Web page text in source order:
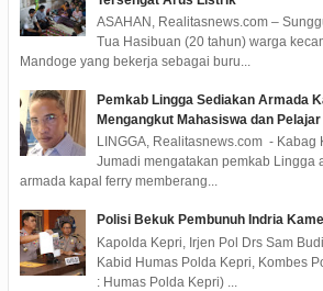
ASAHAN, Realitasnews.com –
Tua Hasibuan (20 tahun) warga
Mandoge yang bekerja sebagai buru...
Pemkab Lingga Sediakan Armada
Mengangkut Mahasiswa dan Pelajar
LINGGA, Realitasnews.com - Kabag
Jumadi mengatakan pemkab Lingga
armada kapal ferry memberang...
Polisi Bekuk Pembunuh Indria
Kapolda Kepri, Irjen Pol Drs Sam
Kabid Humas Polda Kepri, Kombes
: Humas Polda Kepri) ...